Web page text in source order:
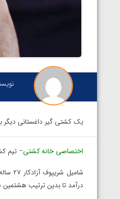
یک کشتی گیر داغستانی دیگر
اختصاصی خانه کشتی– تیم
درآمد تا بدین ترتیب